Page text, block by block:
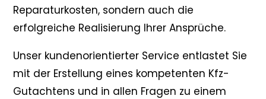
Reparaturkosten, sondern auch die
erfolgreiche Realisierung Ihrer Ansprüche.
Unser kundenorientierter Service entlastet Sie
mit der Erstellung eines kompetenten Kfz-
Gutachtens und in allen Fragen zu einem